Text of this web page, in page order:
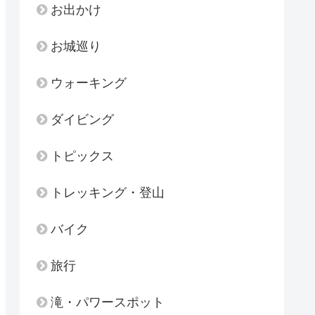
お出かけ
お城巡り
ウォーキング
ダイビング
トピックス
トレッキング・登山
バイク
旅行
滝・パワースポット